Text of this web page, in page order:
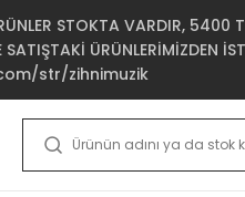
STOKTA VARDIR, 5400
ÜRÜNLERİMİZDEN
str/zihnimuzik